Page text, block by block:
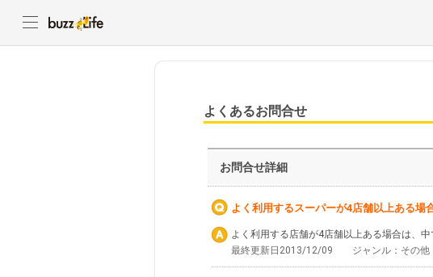
よくあるお問合せ
お問合せ詳細
よく利用するスーパーが4店舗以上ある場
よく利用する店舗が4店舗以上ある場合は、
最終更新日2013/12/09 ジャンル：その他